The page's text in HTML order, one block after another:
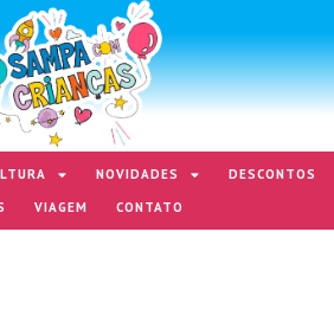
NOVIDADES
DESCONTOS
VIAGEM CONTATO